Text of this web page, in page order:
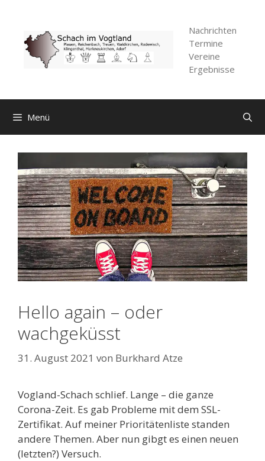
springen
Nachrichten
Termine
Vereine
Ergebnisse
Menü
Hello again – oder
wachgeküsst
31. August 2021 von Burkhard Atze
Vogland-Schach schlief. Lange – die ganze
Corona-Zeit. Es gab Probleme mit dem SSL-
Zertifikat. Auf meiner Prioritätenliste standen
andere Themen. Aber nun gibgt es einen neuen
(letzten?) Versuch.